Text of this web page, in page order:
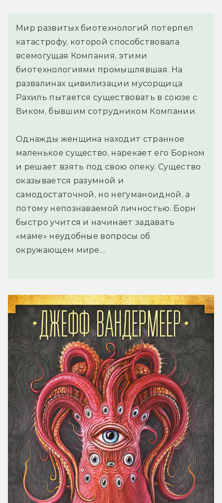
Мир развитых биотехнологий потерпел
катастрофу, которой способствовала
всемогущая Компания, этими
биотехнологиями промышлявшая. На
развалинах цивилизации мусорщица
Рахиль пытается существовать в союзе с
Виком, бывшим сотрудником Компании.
Однажды женщина находит странное
маленькое существо, нарекает его Борном
и решает взять под свою опеку. Существо
оказывается разумной и
самодостаточной, но негуманоидной, а
потому непознаваемой личностью. Борн
быстро учится и начинает задавать
«маме» неудобные вопросы об
окружающем мире…